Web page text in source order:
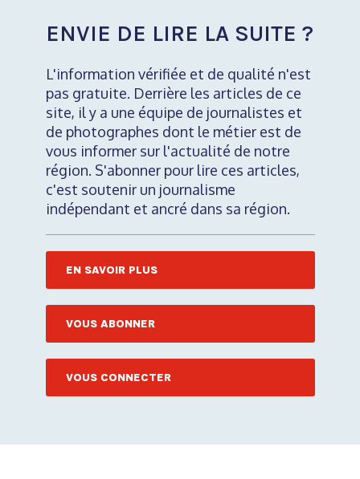
ENVIE DE LIRE LA SUITE ?
L'information vérifiée et de qualité n'est
pas gratuite. Derrière les articles de ce
site, il y a une équipe de journalistes et
de photographes dont le métier est de
vous informer sur l'actualité de notre
région. S'abonner pour lire ces articles,
c'est soutenir un journalisme
indépendant et ancré dans sa région.
EN SAVOIR PLUS
VOUS ABONNER
VOUS CONNECTER